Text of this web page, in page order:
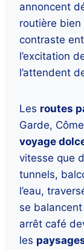
annoncent
routière bien
contraste
l’excitation
l’attendent
Les routes
Garde,
voyage
vitesse que
tunnels,
l’eau,
se
arrêt café
les